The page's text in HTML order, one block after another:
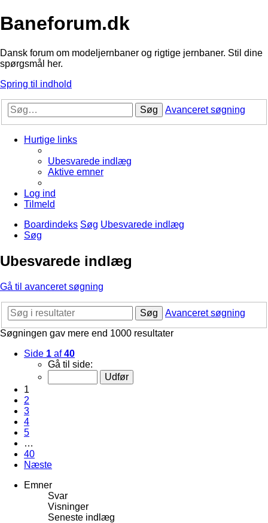
Baneforum.dk
Dansk forum om modeljernbaner og rigtige jernbaner. Stil dine
spørgsmål her.
Spring til indhold
Søg Avanceret søgning
Hurtige links
Ubesvarede indlæg
Aktive emner
Log ind
Tilmeld
Boardindeks Søg Ubesvarede indlæg
Søg
Ubesvarede indlæg
Gå til avanceret søgning
Søg
Avanceret søgning
Søgningen gav mere end 1000 resultater
Side 1 af40
Gå til side:
1
2
3
4
5
…
40
Næste
Emner
Svar
Visninger
Seneste indlæg